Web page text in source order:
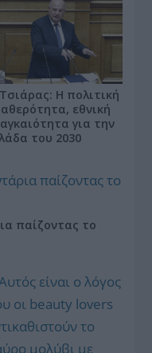
Η πολιτική
εθνική
για την
του 2030
παίζοντας το